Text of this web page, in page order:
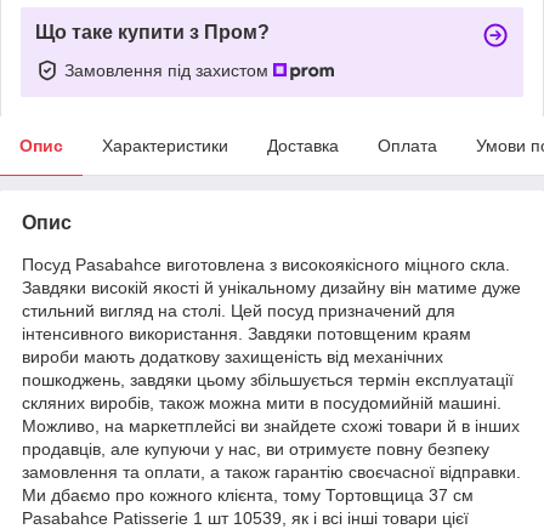
Що таке купити з Пром?
Замовлення під захистом
Опис Характеристики Доставка Оплата Умови
Опис
Посуд Pasabahce виготовлена з високоякісного міцного скла.
Завдяки високій якості й унікальному дизайну він матиме дуже
стильний вигляд на столі. Цей посуд призначений для
інтенсивного використання. Завдяки потовщеним краям
вироби мають додаткову захищеність від механічних
пошкоджень, завдяки цьому збільшується термін експлуатації
скляних виробів, також можна мити в посудомийній машині.
Можливо, на маркетплейсі ви знайдете схожі товари й в інших
продавців, але купуючи у нас, ви отримуєте повну безпеку
замовлення та оплати, а також гарантію своєчасної відправки.
Ми дбаємо про кожного клієнта, тому Тортовщица 37 см
Pasabahce Patisserie 1 шт 10539, як і всі інші товари цієї